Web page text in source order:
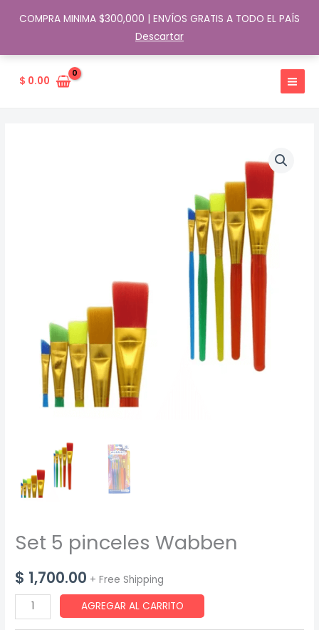
COMPRA MINIMA $300,000 | ENVÍOS GRATIS A TODO EL PAÍS
Descartar
$ 0.00
Set 5 pinceles Wabben
$ 1,700.00 + Free Shipping
5
AGREGAR AL CARRITO